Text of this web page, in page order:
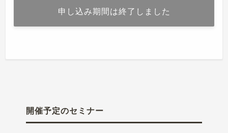
申し込み期間は終了しました
開催予定のセミナー